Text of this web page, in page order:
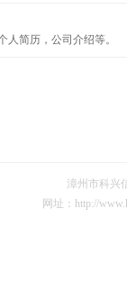
简历，公司介绍等。
漳州市科兴
网址：http://